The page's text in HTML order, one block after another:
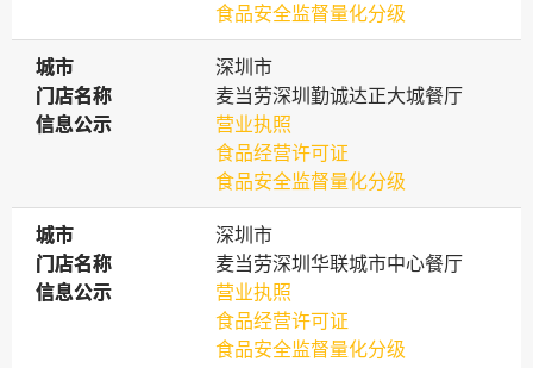
食品安全监督量化分级
城市
城市
深圳市
门店名称
门店名称
麦当劳深圳勤诚达正大城餐厅
信息公示
信息公示
营业执照
食品经营许可证
食品安全监督量化分级
城市
城市
深圳市
门店名称
门店名称
麦当劳深圳华联城市中心餐厅
信息公示
信息公示
营业执照
食品经营许可证
食品安全监督量化分级